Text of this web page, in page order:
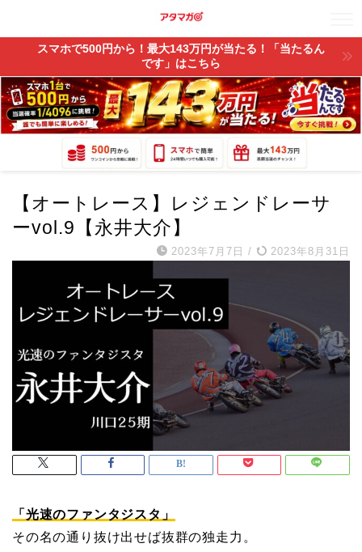
スマホで500円から！最大143万円が当たる！「当たるん
です」はこちら
【オートレース】レジェンドレーサ
ーvol.9【永井大介】
2023年7月7日 / 2023年8月31日
「光速のファンタジスタ」
その名の通り抜け出せば抜群の独走力。